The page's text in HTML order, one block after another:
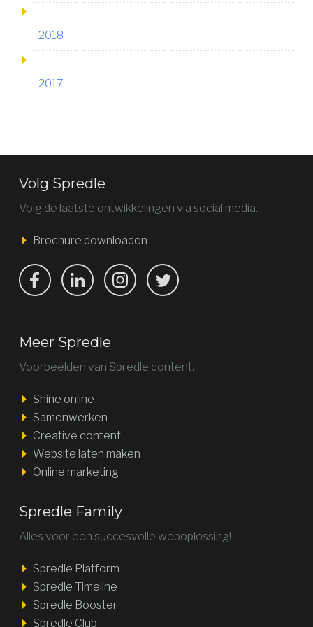
2018
2017
Volg Spredle
Volg de laatste ontwikkelingen via social media.
Brochure downloaden
Bekijk ons op FacebookBekijk ons op LinkedInBekijk ons op LinkedInBekijk ons op Twitter
Meer Spredle
Voorbeelden van Spredle content.
Shine online
Samenwerken
Creative content
Website laten maken
Online marketing
Spredle Family
Alles voor een succesvolle weboplossing!
Spredle Platform
Spredle Timeline
Spredle Booster
Spredle Club